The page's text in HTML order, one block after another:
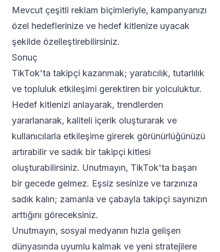
Mevcut çeşitli reklam biçimleriyle, kampanyanızı
özel hedeflerinize ve hedef kitlenize uyacak
şekilde özelleştirebilirsiniz.
Sonuç
TikTok'ta takipçi kazanmak; yaratıcılık, tutarlılık
ve topluluk etkileşimi gerektiren bir yolculuktur.
Hedef kitlenizi anlayarak, trendlerden
yararlanarak, kaliteli içerik oluşturarak ve
kullanıcılarla etkileşime girerek görünürlüğünüzü
artırabilir ve sadık bir takipçi kitlesi
oluşturabilirsiniz. Unutmayın, TikTok'ta başarı
bir gecede gelmez. Eşsiz sesinize ve tarzınıza
sadık kalın; zamanla ve çabayla takipçi sayınızın
arttığını göreceksiniz.
Unutmayın, sosyal medyanın hızla gelişen
dünyasında uyumlu kalmak ve yeni stratejilere